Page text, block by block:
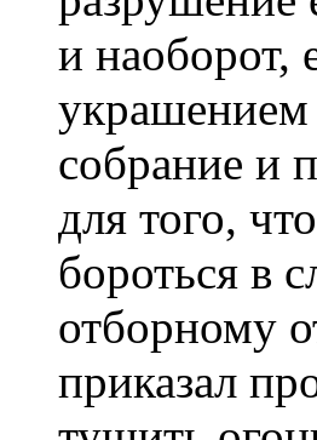
и наоборот,
украшением
собрание и
для того,
бороться в
отборному
приказал